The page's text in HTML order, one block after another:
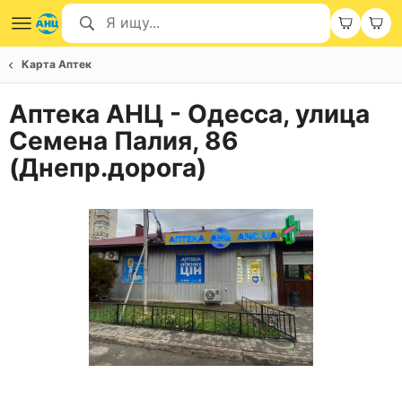
Карта Аптек
Аптека АНЦ - Одесса, улица
Семена Палия, 86
(Днепр.дорога)